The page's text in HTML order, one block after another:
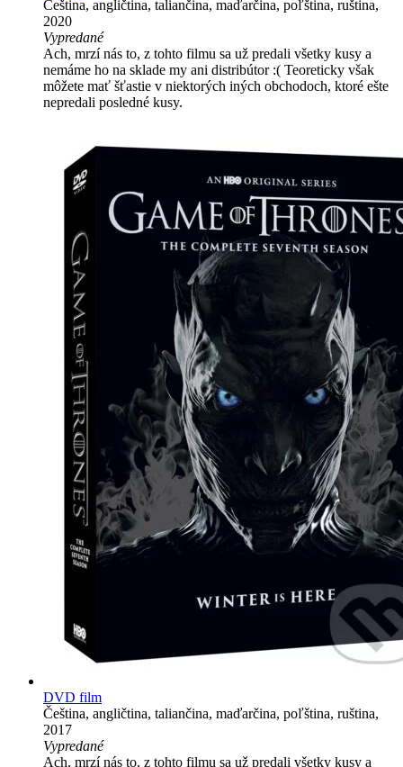
Čeština, angličtina, taliančina, maďarčina, poľština, ruština,
2020
Vypredané
Ach, mrzí nás to, z tohto filmu sa už predali všetky kusy a
nemáme ho na sklade my ani distribútor :( Teoreticky však
môžete mať šťastie v niektorých iných obchodoch, ktoré ešte
nepredali posledné kusy.
DVD film
Čeština, angličtina, taliančina, maďarčina, poľština, ruština,
2017
Vypredané
Ach, mrzí nás to, z tohto filmu sa už predali všetky kusy a